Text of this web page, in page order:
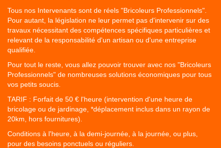
Tous nos Intervenants sont de réels "Bricoleurs Professionnels".
Pour autant, la législation ne leur permet pas d'intervenir sur des
travaux nécessitant des compétences spécifiques particulières et
relevant de la responsabilité d'un artisan ou d'une entreprise
qualifiée.
Pour tout le reste, vous allez pouvoir trouver avec nos "Bricoleurs
Professionnels" de nombreuses solutions économiques pour tous
vos petits soucis.
TARIF : Forfait de 50 € l'heure (intervention d'une heure de
bricolage ou de jardinage, *déplacement inclus dans un rayon de
20km, hors fournitures).
Conditions à l'heure, à la demi-journée, à la journée, ou plus,
pour des besoins ponctuels ou réguliers.